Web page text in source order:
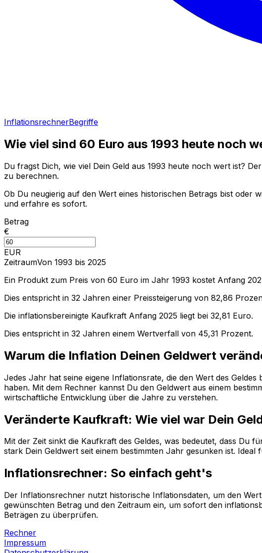
InflationsrechnerBegriffe
Wie viel sind 60 Euro aus 1993 heute noch
Du fragst Dich, wie viel Dein Geld aus 1993 heute noch wert ist?
zu berechnen.
Ob Du neugierig auf den Wert eines historischen Betrags bist oder
und erfahre es sofort.
Betrag
€
EUR
ZeitraumVon 1993 bis 2025
Ein Produkt zum Preis von 60 Euro im Jahr 1993 kostet Anfang
Dies entspricht in 32 Jahren einer Preissteigerung von 82,86
Die inflationsbereinigte Kaufkraft Anfang 2025 liegt bei 32,81 Euro.
Dies entspricht in 32 Jahren einem Wertverfall von 45,31 Prozent.
Warum die Inflation Deinen Geldwert
Jedes Jahr hat seine eigene Inflationsrate, die den Wert des
haben. Mit dem Rechner kannst Du den Geldwert aus einem
wirtschaftliche Entwicklung über die Jahre zu verstehen.
Veränderte Kaufkraft: Wie viel war Dein
Mit der Zeit sinkt die Kaufkraft des Geldes, was bedeutet, dass Du
stark Dein Geldwert seit einem bestimmten Jahr gesunken ist.
Inflationsrechner: So einfach geht's
Der Inflationsrechner nutzt historische Inflationsdaten, um den
gewünschten Betrag und den Zeitraum ein, um sofort den
Beträgen zu überprüfen.
Rechner
Impressum